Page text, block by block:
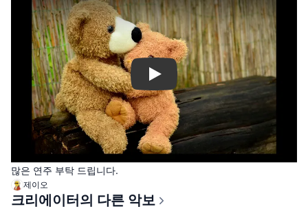
Play
많은 연주 부탁 드립니다.
제이오
크리에이터의 다른 악보